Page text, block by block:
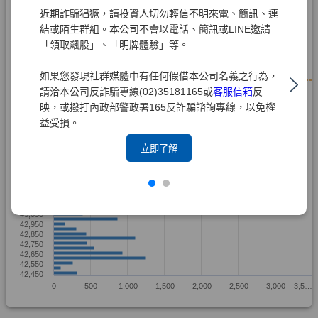
近期詐騙猖獗，請投資人切勿輕信不明來電、簡訊、連
結或陌生群組。本公司不會以電話、簡訊或LINE邀請
「領取飆股」、「明牌體驗」等。
如果您發現社群媒體中有任何假借本公司名義之行為，
請洽本公司反詐騙專線(02)35181165或客服信箱反
映，或撥打內政部警政署165反詐騙諮詢專線，以免權
益受損。
立即了解